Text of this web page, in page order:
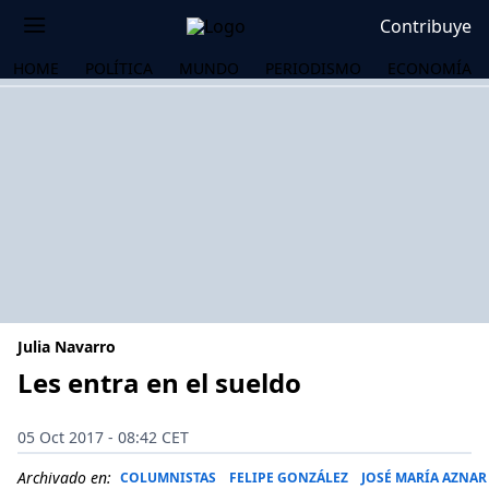
Contribuye
HOME POLÍTICA MUNDO PERIODISMO ECONOMÍA
Julia Navarro
Les entra en el sueldo
05 Oct 2017 - 08:42 CET
Archivado en: COLUMNISTAS FELIPE GONZÁLEZ JOSÉ MARÍA AZNAR